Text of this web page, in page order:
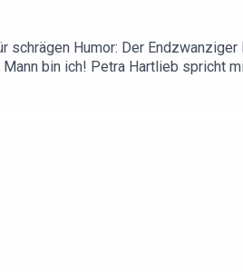
schrägen Humor: Der
bin ich! Petra Hartlieb spricht
den Büchern in dieser